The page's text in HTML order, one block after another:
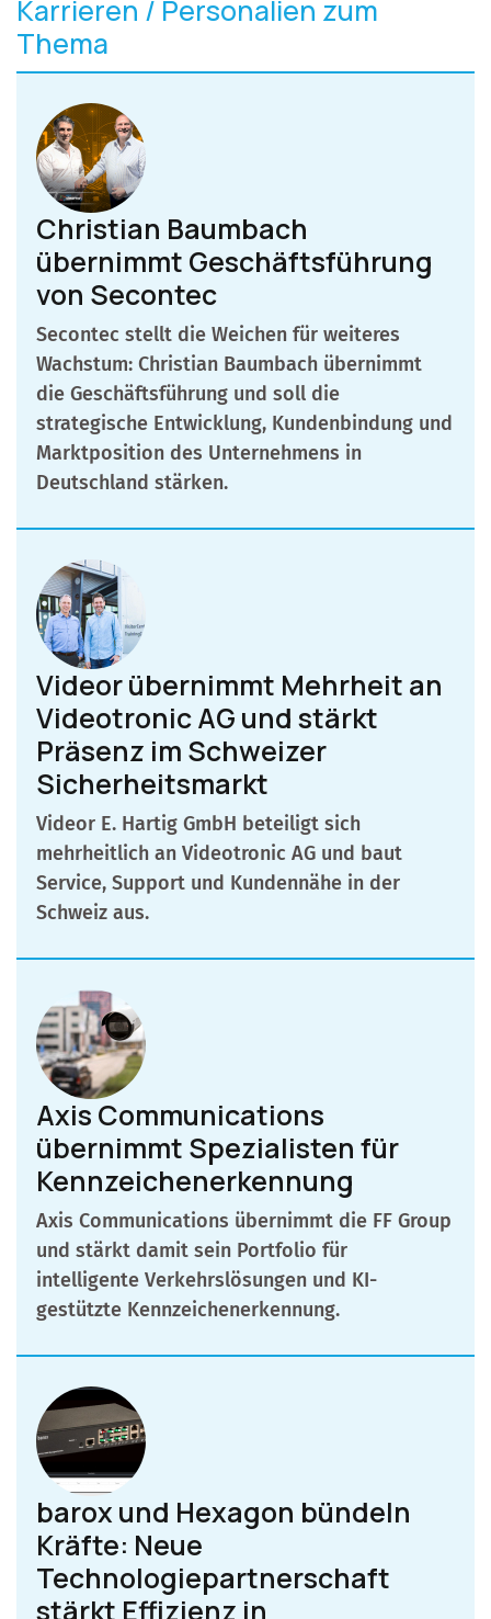
Karrieren / Personalien zum
Thema
Christian Baumbach
übernimmt Geschäftsführung
von Secontec
Secontec stellt die Weichen für weiteres
Wachstum: Christian Baumbach übernimmt
die Geschäftsführung und soll die
strategische Entwicklung, Kundenbindung und
Marktposition des Unternehmens in
Deutschland stärken.
Videor übernimmt Mehrheit an
Videotronic AG und stärkt
Präsenz im Schweizer
Sicherheitsmarkt
Videor E. Hartig GmbH beteiligt sich
mehrheitlich an Videotronic AG und baut
Service, Support und Kundennähe in der
Schweiz aus.
Axis Communications
übernimmt Spezialisten für
Kennzeichenerkennung
Axis Communications übernimmt die FF Group
und stärkt damit sein Portfolio für
intelligente Verkehrslösungen und KI-
gestützte Kennzeichenerkennung.
barox und Hexagon bündeln
Kräfte: Neue
Technologiepartnerschaft
stärkt Effizienz in